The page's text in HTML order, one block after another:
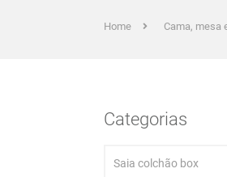
Home Cama, mesa
Categorias
Saia colchão box